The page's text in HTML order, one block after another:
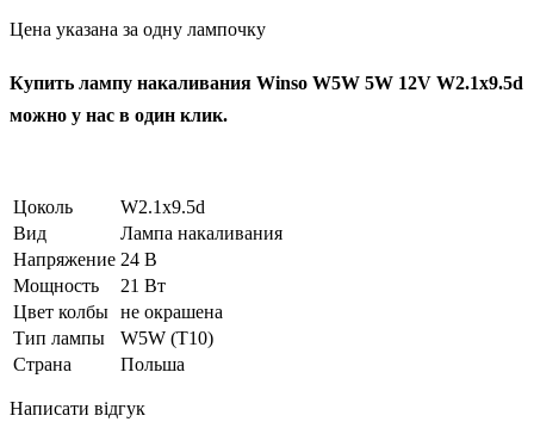
Цена указана за одну лампочку
Купить лампу накаливания Winso W5W 5W 12V W2.1x9.5d
можно у нас в один клик.
Цоколь
W2.1x9.5d
Вид
Лампа накаливания
Напряжение 24 В
Мощность
21 Вт
Цвет колбы не окрашена
Тип лампы
W5W (T10)
Страна
Польша
Написати відгук